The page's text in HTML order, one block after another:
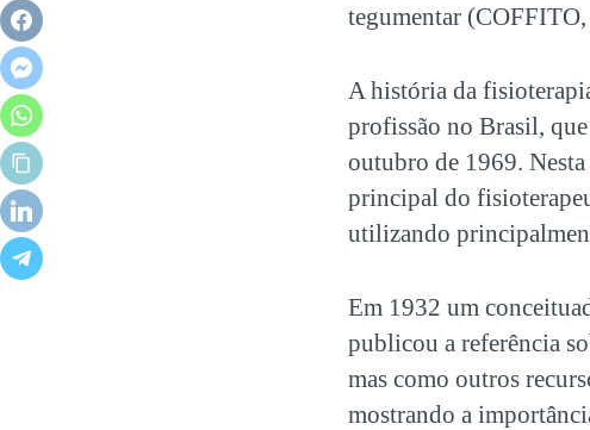
tegumentar
A história da
profissão no Brasil,
outubro de 1969. Nesta
principal do
utilizando
Em 1932 um
publicou a referência
mas como outros
mostrando a